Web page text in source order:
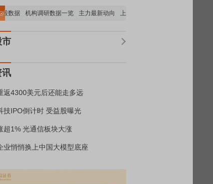
据 机构调研数据一览 主力最新动向 上市公司限售股解禁一览
市
讯
返4300美元后还能走多远
技IPO倒计时 受益股曝光
超1% 光通信板块大涨
业悄悄换上中国大模型底座